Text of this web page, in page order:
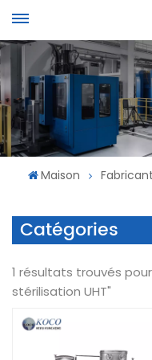
Maison
Catégories
1 résultats trouvés
stérilisation UHT"